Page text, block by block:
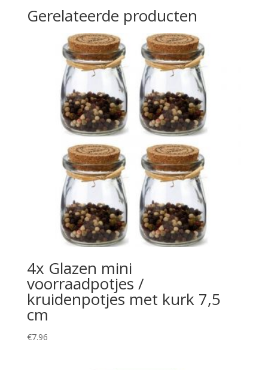
Gerelateerde producten
4x Glazen mini
voorraadpotjes /
kruidenpotjes met kurk 7,5
cm
€7.96